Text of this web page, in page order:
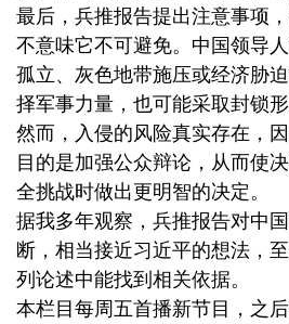
最后，兵推报告提出注意事项
不意味它不可避免。中国领导
孤立、灰色地带施压或经济胁
择军事力量，也可能采取封锁
然而，入侵的风险真实存在，
目的是加强公众辩论，从而使
全挑战时做出更明智的决定。
据我多年观察，兵推报告对中
断，相当接近习近平的想法，
列论述中能找到相关依据。
本栏目每周五首播新节目，之